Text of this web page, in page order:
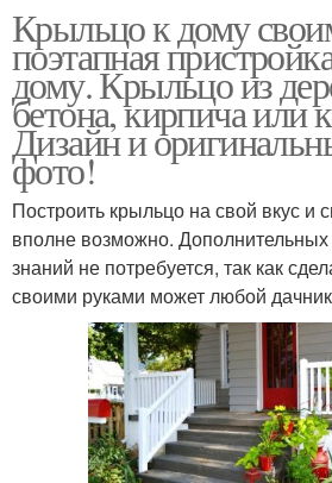
Крыльцо к дому
поэтапная
дому. Крыльцо из
бетона, кирпича или
Дизайн и
фото!
Построить крыльцо на свой вкус и
вполне возможно.
знаний не потребуется, так как
своими руками может любой